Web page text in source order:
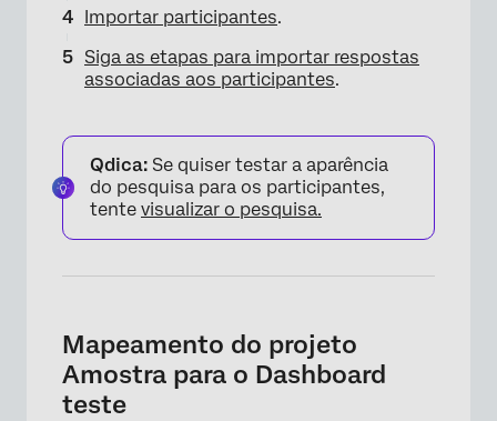
×
×
Importar participantes.
Siga as etapas para importar respostas
associadas aos participantes.
Qdica: Se quiser testar a aparência
do pesquisa para os participantes,
tente visualizar o pesquisa.
Mapeamento do projeto
Amostra para o Dashboard
teste